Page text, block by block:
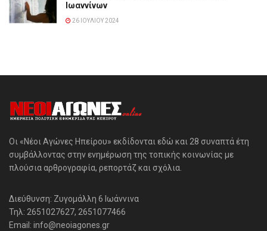
Ιωαννίνων
26 ΙΟΥΛΊΟΥ 2024
Οι «Νέοι Αγώνες Ηπείρου» εκδίδονται εδώ και 28 συναπτά έτη
συμβάλλοντας στην ενημέρωση της τοπικής κοινωνίας με
πλούσια αρθρογραφία, ρεπορτάζ και σχόλια.
Διεύθυνση: Ζυγομάλλη 6 Ιωάννινα
Τηλ: 2651027627, 2651077466
Email: info@neoiagones.gr